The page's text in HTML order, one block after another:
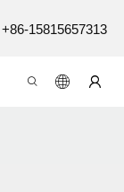
+86-15815657313